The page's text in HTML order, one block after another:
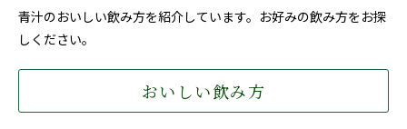
青汁のおいしい飲み方を紹介しています。お好みの飲み方をお探
しください。
おいしい飲み方